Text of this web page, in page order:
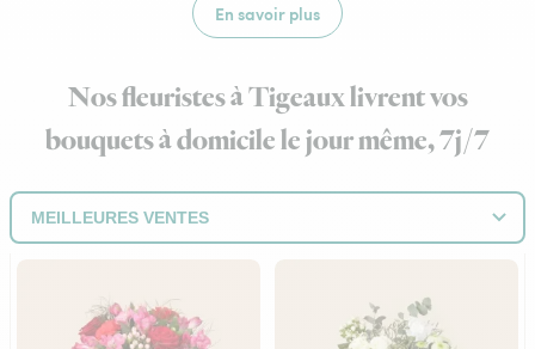
En savoir plus
Nos fleuristes à Tigeaux livrent vos
bouquets à domicile le jour même, 7j/7